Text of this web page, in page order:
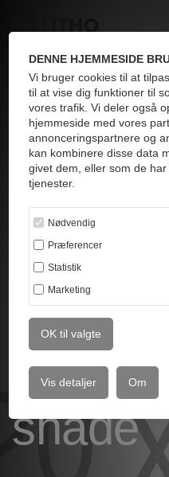
DENNE HJEMMESIDE
Vi bruger cookies til at
til at vise dig funktioner til
vores trafik. Vi deler også
hjemmeside med vores
annonceringspartnere og
kan kombinere disse data
givet dem, eller som de
tjenester.
Nødvendig
Præferencer
Statistik
Marketing
OK til valgte
Vis detaljer Om
Black
shade